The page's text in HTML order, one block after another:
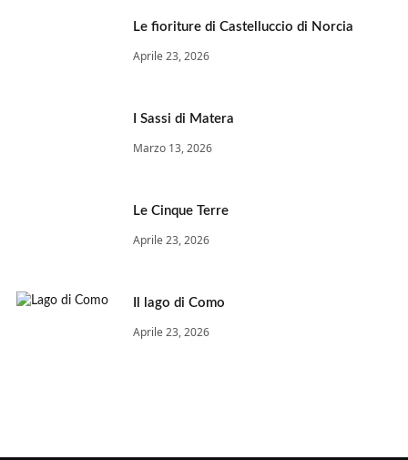
Le fioriture di Castelluccio di Norcia
Aprile 23, 2026
I Sassi di Matera
Marzo 13, 2026
Le Cinque Terre
Aprile 23, 2026
Il lago di Como
Aprile 23, 2026